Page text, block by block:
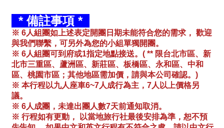
* 備註事項 *
※ 6人組團如上述表定開團日期未能符合您的需求， 歡迎
與我們聯繫，可另外為您的小組單獨開團。
※ 6人組團可到府或1指定地點接送。( ** 限台北市區、新
北市三重區、蘆洲區、新莊區、板橋區、永和區、中和
區、桃園市區；其他地區需加價，請與本公司確認。)
※ 本行程以九人座車6~7人成行為主，7人以上價格另
議。
※ 6人成團，未達出團人數7天前通知取消。
※ 行程如有更動， 以當地旅行社最後安排為準，恕不預